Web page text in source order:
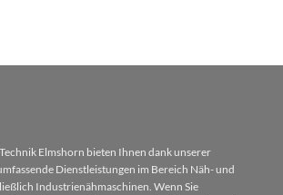
Elmshorn bieten Ihnen dank unserer
Dienstleistungen im Bereich Näh- und
Industrienähmaschinen. Wenn Sie